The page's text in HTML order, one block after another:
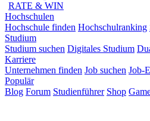
RATE & WIN
Hochschulen
Hochschule finden Hochschulranking
Studium
Studium suchen Digitales Studium
Karriere
Unternehmen finden Job suchen Job-
Populär
Blog Forum Studienführer Shop